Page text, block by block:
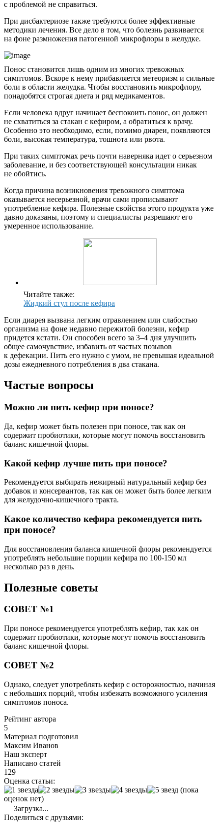
с проблемой не справиться.
При дисбактериозе также требуются более эффективные
методики лечения. Все дело в том, что болезнь развивается
на фоне размножения патогенной микрофлоры в желудке.
Понос становится лишь одним из многих тревожных
симптомов. Вскоре к нему прибавляется метеоризм и сильные
боли в области желудка. Чтобы восстановить микрофлору,
понадобятся строгая диета и ряд медикаментов.
Если человека вдруг начинает беспокоить понос, он должен
не схватиться за стакан с кефиром, а обратиться к врачу.
Особенно это необходимо, если, помимо диареи, появляются
боли, высокая температура, тошнота или рвота.
При таких симптомах речь почти наверняка идет о серьезном
заболевание, и без соответствующей консультации никак
не обойтись.
Когда причина возникновения тревожного симптома
оказывается несерьезной, врачи сами прописывают
употребление кефира. Полезные свойства этого продукта уже
давно доказаны, поэтому и специалисты разрешают его
умеренное использование.
Читайте также:
Жидкий стул после кефира
Если диарея вызвана легким отравлением или слабостью
организма на фоне недавно пережитой болезни, кефир
придется кстати. Он способен всего за 3–4 дня улучшить
общее самочувствие, избавить от частых позывов
к дефекации. Пить его нужно с умом, не превышая идеальной
дозы ежедневного потребления в два стакана.
Частые вопросы
Можно ли пить кефир при поносе?
Да, кефир может быть полезен при поносе, так как он
содержит пробиотики, которые могут помочь восстановить
баланс кишечной флоры.
Какой кефир лучше пить при поносе?
Рекомендуется выбирать нежирный натуральный кефир без
добавок и консервантов, так как он может быть более легким
для желудочно-кишечного тракта.
Какое количество кефира рекомендуется пить
при поносе?
Для восстановления баланса кишечной флоры рекомендуется
употреблять небольшие порции кефира по 100-150 мл
несколько раз в день.
Полезные советы
СОВЕТ №1
При поносе рекомендуется употреблять кефир, так как он
содержит пробиотики, которые могут помочь восстановить
баланс кишечной флоры.
СОВЕТ №2
Однако, следует употреблять кефир с осторожностью, начиная
с небольших порций, чтобы избежать возможного усиления
симптомов поноса.
Рейтинг автора
5
Материал подготовил
Максим Иванов
Наш эксперт
Написано статей
129
Оценка статьи:
(пока
оценок нет)
Загрузка...
Поделиться с друзьями: